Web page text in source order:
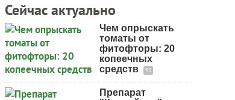
Сейчас актуально
Чем опрыскать
томаты от
фитофторы: 20
копеечных
средств
95
Препарат